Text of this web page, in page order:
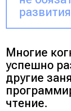
Многие
успешно
другие
чтение.